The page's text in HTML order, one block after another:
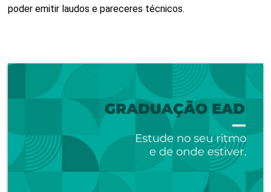
poder emitir laudos e pareceres técnicos.